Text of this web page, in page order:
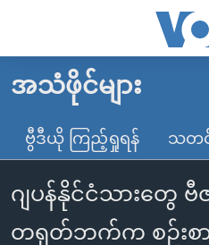
လွယ်ကူ
သည့်
များ
ပင်မ
မူလစာမျက်နှာ
မြန်မာ
ကမ္ဘာ့သတင်းများ
နိုင်ငံတကာ
အမေရိကန်
ဗွီဒီယို
သတင်းလွတ်လပ်ခွင့်
အသံဖိုင်များ
ဗွီဒီယို ကြည့်ရှုရန် သတင်
ဂျပန်နိုင်ငံသားတွေ
တရုတ်ဘက်က စဉ်းစာ